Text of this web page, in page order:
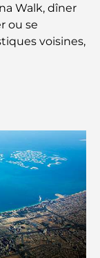
Legends
un guide
Walk, dîner
ou se
voisines,